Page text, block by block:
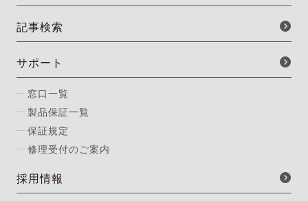
記事検索
サポート
窓口一覧
製品保証一覧
保証規定
修理受付のご案内
採用情報